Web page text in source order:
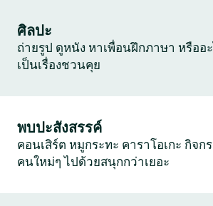
ศิลปะ
ถ่ายรูป ดูหนัง หาเพื่อนฝึกภาษา หรืออ
เป็นเรื่องชวนคุย
พบปะสังสรรค์
คอนเสิร์ต หมูกระทะ คาราโอเกะ กิจก
คนใหม่ๆ ไปด้วยสนุกกว่าเยอะ